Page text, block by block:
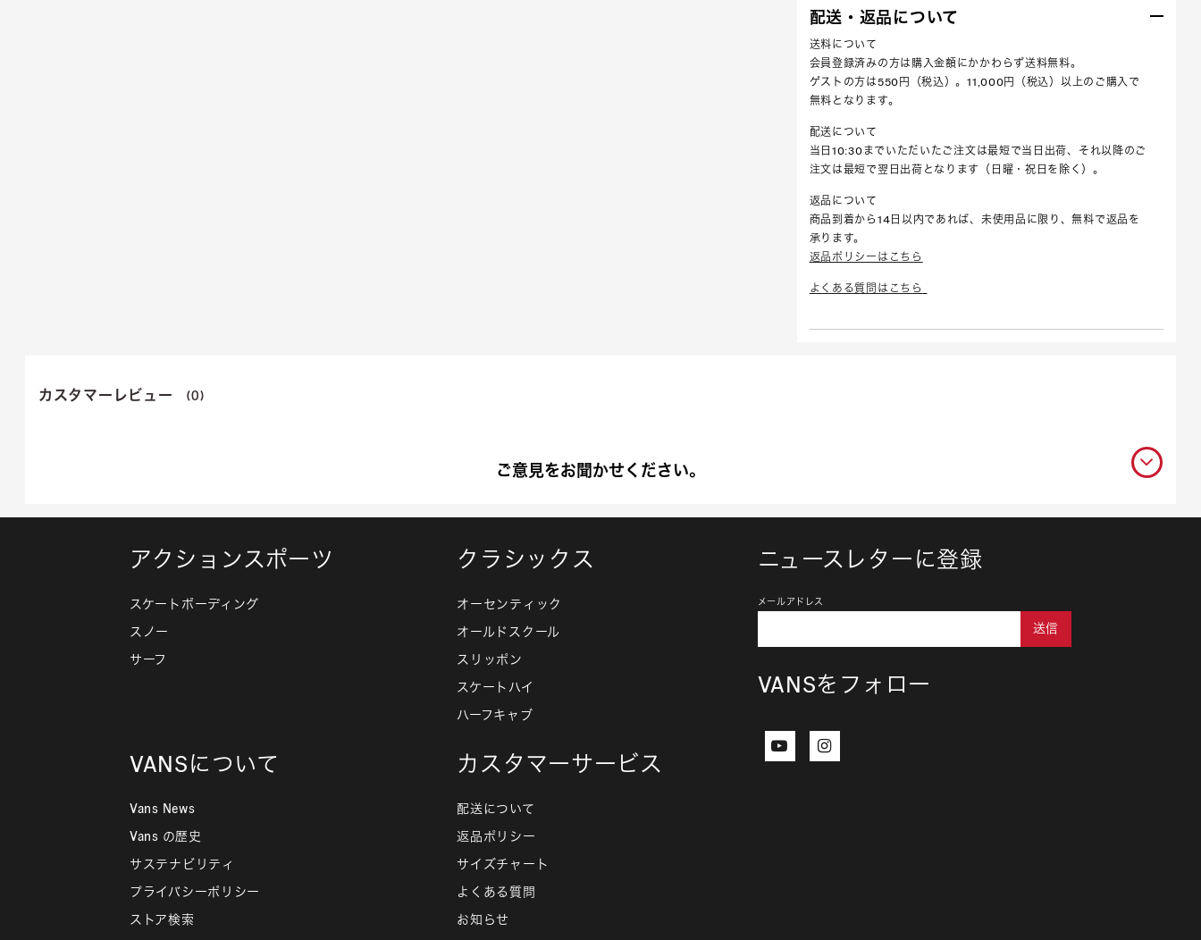
配送・返品について
送料について
会員登録済みの方は購入金額にかかわらず送料無料。
ゲストの方は550円（税込）。11,000円（税込）以上のご購入で
無料となります。
配送について
当日10:30までいただいたご注文は最短で当日出荷、それ以降のご
注文は最短で翌日出荷となります（日曜・祝日を除く）。
返品について
商品到着から14日以内であれば、未使用品に限り、無料で返品を
承ります。
返品ポリシーはこちら
よくある質問はこちら
カスタマーレビュー (0)
ご意見をお聞かせください。
アクションスポーツ
スケートボーディング
スノー
サーフ
クラシックス
オーセンティック
オールドスクール
スリッポン
スケートハイ
ハーフキャブ
VANSについて
Vans News
Vans の歴史
サステナビリティ
プライバシーポリシー
ストア検索
カスタマーサービス
配送について
返品ポリシー
サイズチャート
よくある質問
お知らせ
VANSをフォロー
ニュースレターに登録
メールアドレス
送信